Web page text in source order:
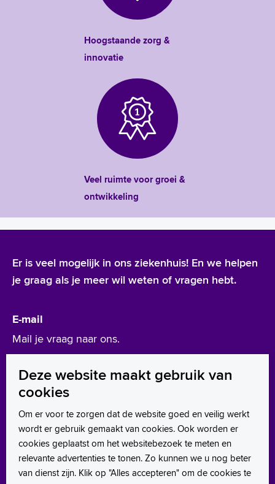
Hoogstaande zorg &
innovatie
Veel ruimte voor groei &
ontwikkeling
Er is veel mogelijk in ons ziekenhuis! En we helpen
je graag als je meer wil weten of vragen hebt.
E-mail
Mail je vraag naar ons.
werken@asz.nl
Leer ons kennen
LinkedIn
Instagram
Deze website maakt gebruik van
cookies
Om er voor te zorgen dat de website goed en veilig werkt
wordt er gebruik gemaakt van cookies. Ook worden er
cookies geplaatst om het websitebezoek te meten en
relevante advertenties te tonen. Zo kunnen we u nog beter
van dienst zijn. Klik op "Alles accepteren" om de cookies te